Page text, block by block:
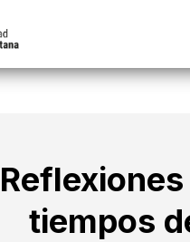
Reflexiones
tiempos